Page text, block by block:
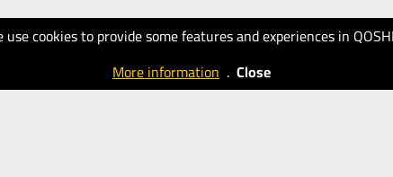
use cookies to provide some features and experiences in
More information . Close